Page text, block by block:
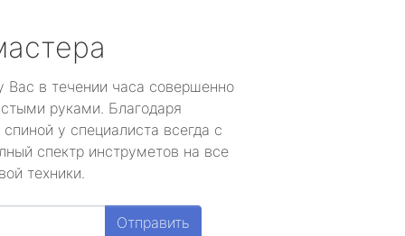
Вас в течении часа совершенно
руками. Благодаря
у специалиста всегда с
спектр инструметов на все
техники.
Отправить